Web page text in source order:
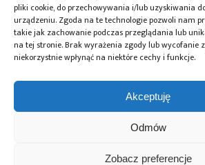
pliki cookie, do przechowywania i/lub uzyskiwania
urządzeniu. Zgoda na te technologie pozwoli nam
takie jak zachowanie podczas przeglądania lub
na tej stronie. Brak wyrażenia zgody lub wycofanie
niekorzystnie wpłynąć na niektóre cechy i funkcje.
Akceptuję
Odmów
Zobacz preferencje
Przeczytaj również:
Global Electronics
Microchip i Micron
architekturę
PCIe® Gen 6 dla AI